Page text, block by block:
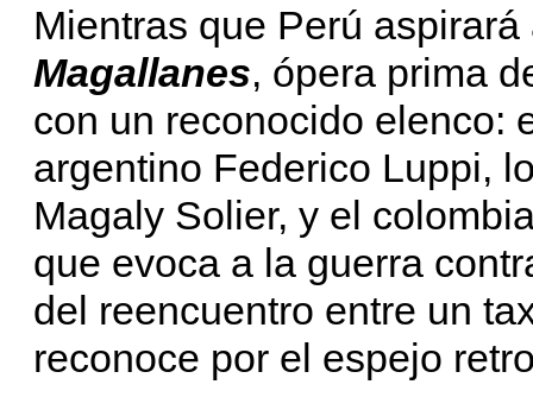
Mientras que Perú
Magallanes, ópera prima
con un reconocido elenco:
argentino Federico Luppi,
Magaly Solier, y el
que evoca a la guerra
del reencuentro entre un
reconoce por el espejo